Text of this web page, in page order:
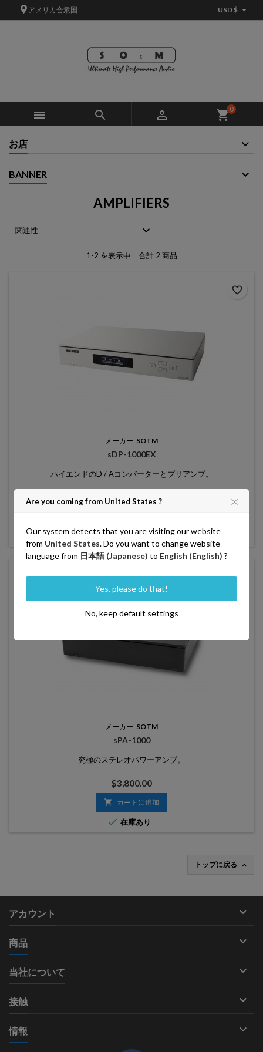
アメリカ合衆国 USD $ 
   shopping_cart0
お店
BANNER
AMPLIFIERS
関連性 
1-2 を表示中 合計 2 商品
メーカー: SOTM
sDP-1000EX
ハイエンドのD / Aコンバーターとプリアンプ。
価
$3,500.00
最後の一つ
favorite_border
メーカー: SOTM
sPA-1000
究極のステレオパワーアンプ。
価
格
$3,800.00
 カートに追加
 在庫あり
favorite_border
トップに戻る 
アカウント 
商品 
当社について 
接触 
情報 
Add to wishlist ×
Create new list
((modalTitle)) ×
((confirmMessage))
Create wishlist ×
Create wishlist
サインイン ×
You need to be logged in to save products in your wishlist.
Are you coming from United States ?
Our system detects that you are visiting our website
from United States. Do you want to change website
language from 日本語 (Japanese) to English (English) ?
Yes, please do that!
No, keep default settings